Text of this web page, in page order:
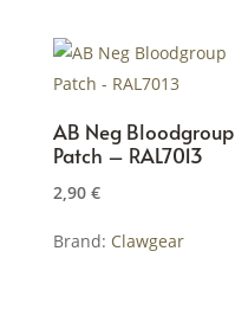
AB Neg Bloodgroup
Patch – RAL7013
2,90 €
Brand: Clawgear